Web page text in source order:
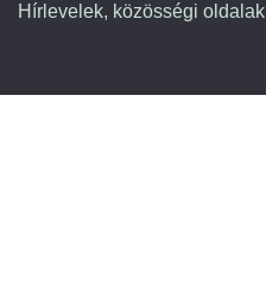
Hírlevelek, közösségi oldalak